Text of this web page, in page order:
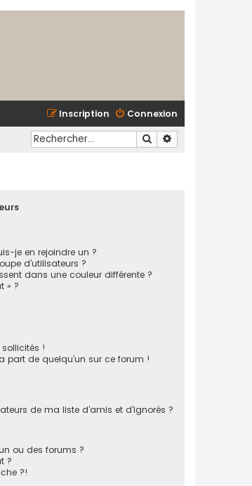
Connexion
Inscription
Rechercher
je en rejoindre un ?
d’utilisateurs ?
dans une couleur différente ?
» ?
!
part de quelqu’un sur ce forum !
de ma liste d’amis et d’ignorés ?
ou des forums ?
?
?!